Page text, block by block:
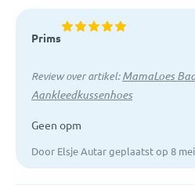
Prims
Review over artikel:MamaLoes
Aankleedkussenhoes
Geen opm
Door Elsje Autar geplaatst op 8